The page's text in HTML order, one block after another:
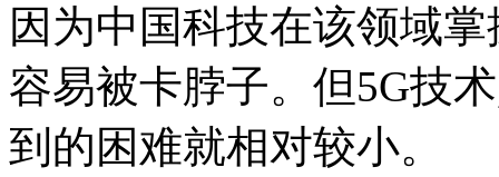
因为中国科技在该领域
容易被卡脖子。但5G技
到的困难就相对较小。